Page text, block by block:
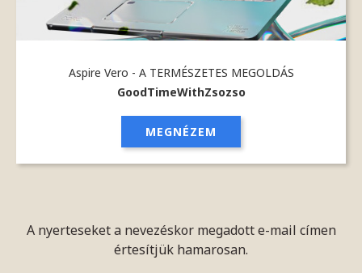
Aspire Vero - A TERMÉSZETES MEGOLDÁS
GoodTimeWithZsozso
MEGNÉZEM
A nyerteseket a nevezéskor megadott e-mail címen
értesítjük hamarosan.